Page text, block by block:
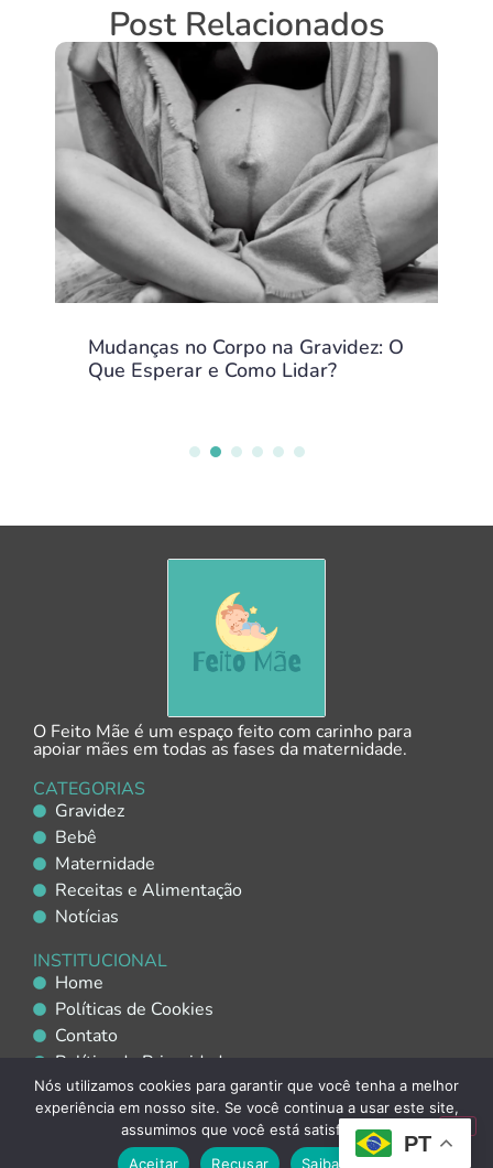
Post Relacionados
Mudanças no Corpo na Gravidez: O
Que Esperar e Como Lidar?
O Feito Mãe é um espaço feito com carinho para
apoiar mães em todas as fases da maternidade.
CATEGORIAS
Gravidez
Bebê
Maternidade
Receitas e Alimentação
Notícias
INSTITUCIONAL
Home
Políticas de Cookies
Contato
Política de Privacidade
Política de Uso de IA
Copyright © 2025 Feito Mãe. Todos os direitos reservados
PT
Nós utilizamos cookies para garantir que você tenha a melhor
experiência em nosso site. Se você continua a usar este site,
assumimos que você está satisfeito.
Aceitar
Recusar Saiba mais